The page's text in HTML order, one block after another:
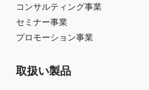
コンサルティング事業
セミナー事業
プロモーション事業
取扱い製品